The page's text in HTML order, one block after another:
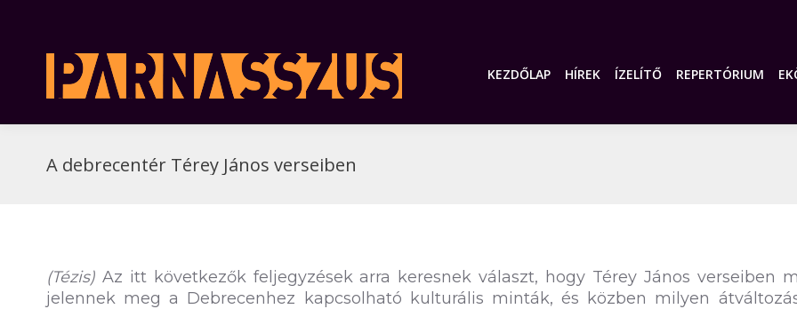
KEZDŐLAP HÍREK ÍZELÍTŐ REPERTÓRIUM
A debrecentér Térey János verseiben
(Tézis) Az itt következők feljegyzések arra keresnek választ, hogy Térey János verseiben
jelennek meg a Debrecenhez kapcsolható kulturális minták, és közben milyen